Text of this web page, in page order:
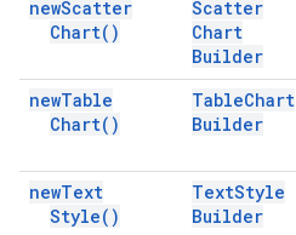
newScatter
Chart( )
Scatter
Chart
Builder
newTable
Chart( )
TableChart
Builder
newText
Style( )
TextStyle
Builder